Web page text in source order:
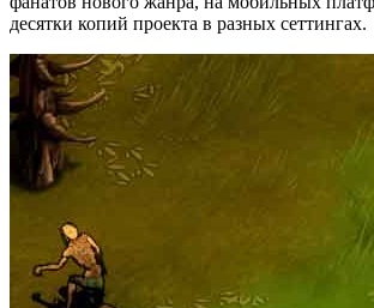
десятки копий проекта в разных сеттингах.